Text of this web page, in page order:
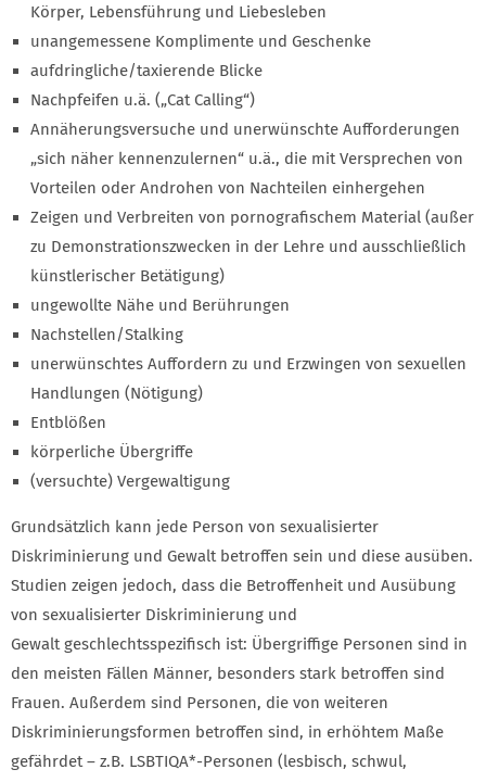
Körper, Lebensführung und Liebesleben
unangemessene Komplimente und Geschenke
aufdringliche/taxierende Blicke
Nachpfeifen u.ä. („Cat Calling“)
Annäherungsversuche und unerwünschte Aufforderungen
„sich näher kennenzulernen“ u.ä., die mit Versprechen von
Vorteilen oder Androhen von Nachteilen einhergehen
Zeigen und Verbreiten von pornografischem Material (außer
zu Demonstrationszwecken in der Lehre und ausschließlich
künstlerischer Betätigung)
ungewollte Nähe und Berührungen
Nachstellen/Stalking
unerwünschtes Auffordern zu und Erzwingen von sexuellen
Handlungen (Nötigung)
Entblößen
körperliche Übergriffe
(versuchte) Vergewaltigung
Grundsätzlich kann jede Person von sexualisierter
Diskriminierung und Gewalt betroffen sein und diese ausüben.
Studien zeigen jedoch, dass die Betroffenheit und Ausübung
von sexualisierter Diskriminierung und
Gewalt geschlechtsspezifisch ist: Übergriffige Personen sind in
den meisten Fällen Männer, besonders stark betroffen sind
Frauen. Außerdem sind Personen, die von weiteren
Diskriminierungsformen betroffen sind, in erhöhtem Maße
gefährdet – z.B. LSBTIQA*-Personen (lesbisch, schwul,